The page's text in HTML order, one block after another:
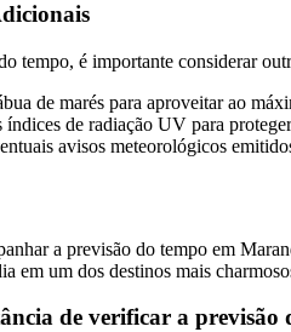
tempo, é importante considerar
de marés para aproveitar ao
índices de radiação UV para
avisos meteorológicos
a previsão do tempo em
em um dos destinos mais
de verificar a previsão